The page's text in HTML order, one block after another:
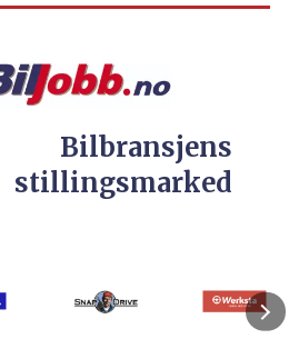
Bilbransjens
stillingsmarked